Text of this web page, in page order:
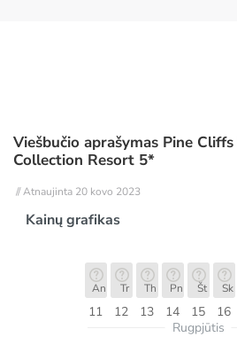
Viešbučio aprašymas Pine
Collection Resort 5*
// Atnaujinta 20 kovo 2023
Kainų grafikas
11
An
12
Tr
13
Th
14
Pn
15
Št
16
Sk
Rugpjūtis